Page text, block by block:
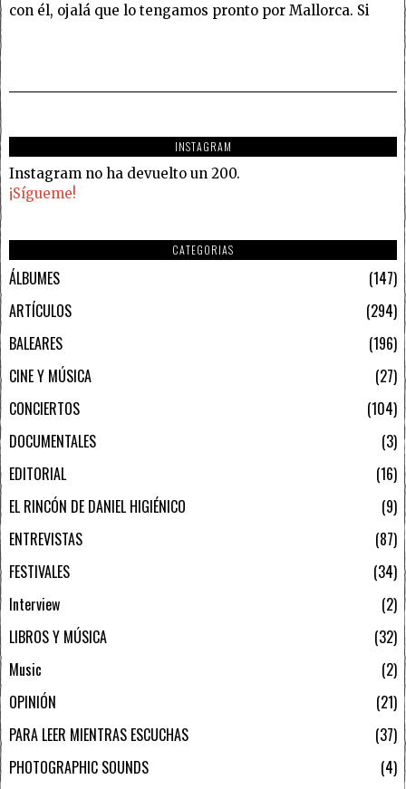
con él, ojalá que lo tengamos pronto por Mallorca. Si
INSTAGRAM
Instagram no ha devuelto un 200.
¡Sígueme!
CATEGORIAS
ÁLBUMES
147
ARTÍCULOS
294
BALEARES
196
CINE Y MÚSICA
27
CONCIERTOS
104
DOCUMENTALES
3
EDITORIAL
16
EL RINCÓN DE DANIEL HIGIÉNICO
9
ENTREVISTAS
87
FESTIVALES
34
Interview
2
LIBROS Y MÚSICA
32
Music
2
OPINIÓN
21
PARA LEER MIENTRAS ESCUCHAS
37
PHOTOGRAPHIC SOUNDS
4